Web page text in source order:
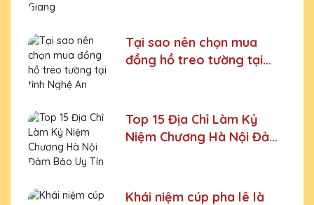
Tại sao nên chọn mua
đồng hồ treo tường tại
Top 15 Địa Chỉ Làm Kỷ
Niệm Chương Hà Nội Đảm
Khái niệm cúp pha lê là